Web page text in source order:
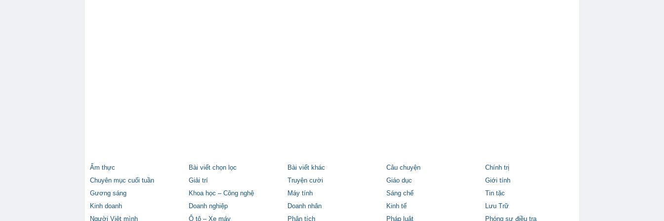
Ẩm thực Bài viết chọn lọc Bài viết khác Câu chuyện
Chính trị
Chuyên mục cuối tuần
Giải trí Truyện cười Giáo dục
Giới tính
Gương sáng
Khoa học – Công nghệ Máy tính Sáng chế
Tin tặc
Kinh doanh
Doanh nghiệp Doanh nhân Kinh tế
Lưu Trữ
Người Việt mình
Ô tô – Xe máy Phân tích Pháp luật Phóng sự điều tra